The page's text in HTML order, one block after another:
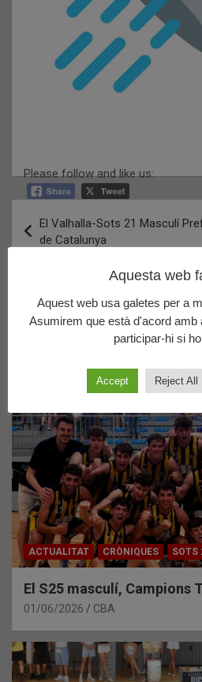
Please follow and like us:
d'entrades
El Valhalla-Sots 21 Masculí
de Catalunya
Últims posts publicats
ACTUALITAT CRÒNIQUES SOTS
El S25 masculí, Campions
01/06/2026 CBA
Aquesta web
Aquest web usa galetes per a
Asumirem que està d'acord amb
participar-hi si
Accept Reject All